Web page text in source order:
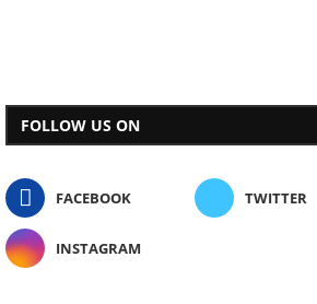
FOLLOW US ON
FACEBOOK TWITTER
INSTAGRAM